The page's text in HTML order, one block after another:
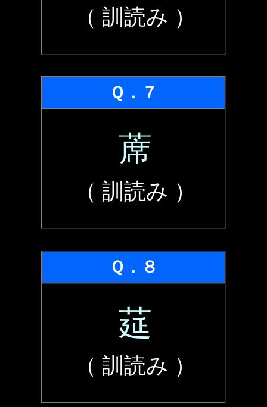
（ 訓読み ）
Ｑ．７
蓆
（ 訓読み ）
Ｑ．８
莚
（ 訓読み ）